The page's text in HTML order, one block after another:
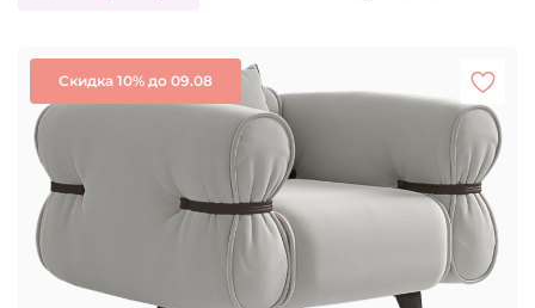
Скидка 10% до 09.08